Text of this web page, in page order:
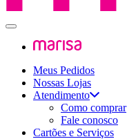
Meus Pedidos
Nossas Lojas
Atendimento
Como comprar
Fale conosco
Cartões e Serviços